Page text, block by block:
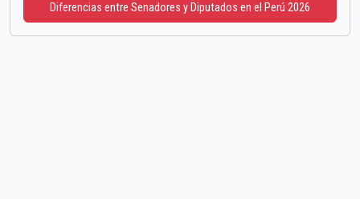
Diferencias entre Senadores y Diputados en el Perú 2026